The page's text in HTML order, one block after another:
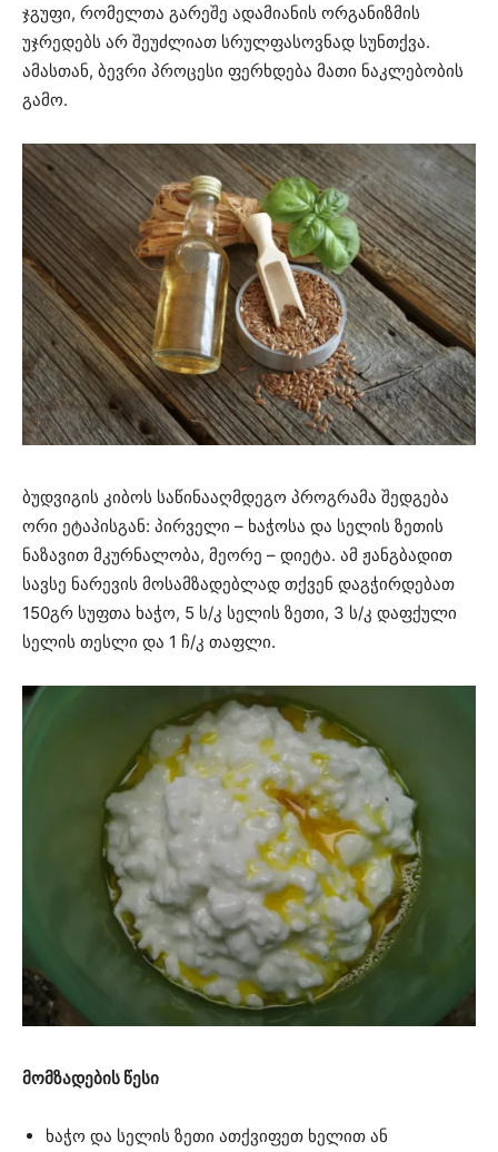
ჯგუფი, რომელთა გარეშე ადამიანის ორგანიზმის
უჯრედებს არ შეუძლიათ სრულფასოვნად სუნთქვა.
ამასთან, ბევრი პროცესი ფერხდება მათი ნაკლებობის
გამო.
ბუდვიგის კიბოს საწინააღმდეგო პროგრამა შედგება
ორი ეტაპისგან: პირველი – ხაჭოსა და სელის ზეთის
ნაზავით მკურნალობა, მეორე – დიეტა. ამ ჟანგბადით
სავსე ნარევის მოსამზადებლად თქვენ დაგჭირდებათ
150გრ სუფთა ხაჭო, 5 ს/კ სელის ზეთი, 3 ს/კ დაფქული
სელის თესლი და 1 ჩ/კ თაფლი.
მომზადების წესი
ხაჭო და სელის ზეთი ათქვიფეთ ხელით ან